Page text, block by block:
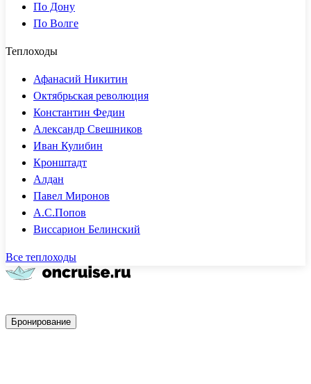
По Дону
По Волге
Теплоходы
Афанасий Никитин
Октябрьская революция
Константин Федин
Александр Свешников
Иван Кулибин
Кронштадт
Алдан
Павел Миронов
А.С.Попов
Виссарион Белинский
Все теплоходы
Бронирование